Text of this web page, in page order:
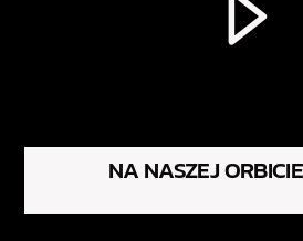
NA NASZEJ